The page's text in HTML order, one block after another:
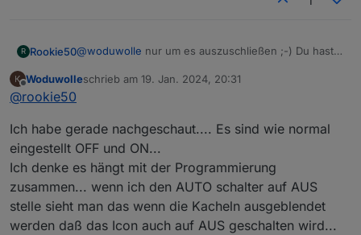
R Rookie50@woduwolle nur um es auszuschließen ;-) Du hast
gleiche Symbol für an und aus?
Ansonsten gehen mir die Ideen aus, warum sich das
Offline
Woduwolleschrieb am 19. Jan. 2024, 20:31
zuletzt editiert von
@rookie50
Ich habe gerade nachgeschaut.... Es sind wie normal
eingestellt OFF und ON...
Ich denke es hängt mit der Programmierung
zusammen... wenn ich den AUTO schalter auf AUS
stelle sieht man das wenn die Kacheln ausgeblendet
werden daß das Icon auch auf AUS geschalten wird...